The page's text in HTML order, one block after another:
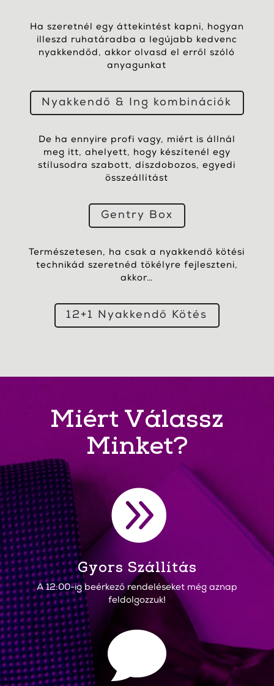
Ha szeretnél egy áttekintést kapni, hogyan
illeszd ruhatáradba a legújabb kedvenc
nyakkendőd, akkor olvasd el erről szóló
anyagunkat
Nyakkendő & Ing kombinációk
De ha ennyire profi vagy, miért is állnál
meg itt, ahelyett, hogy készítenél egy
stílusodra szabott, díszdobozos, egyedi
összeállítást
Gentry Box
Természetesen, ha csak a nyakkendő kötési
technikád szeretnéd tökélyre fejleszteni,
akkor…
12+1 Nyakkendő Kötés
Miért Válassz
Minket?

Gyors Szállítás
A 12:00-ig beérkező rendeléseket még aznap
feldolgozzuk!
